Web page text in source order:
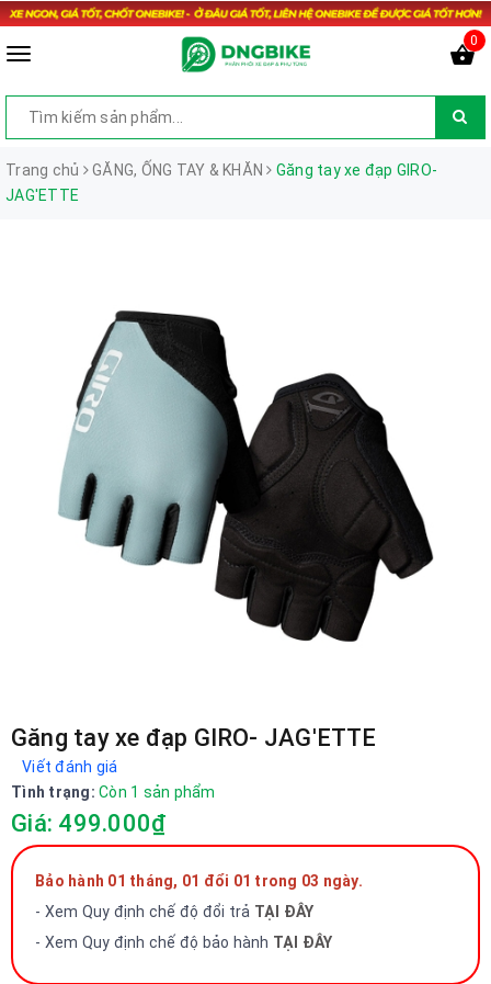
0
Trang chủ GĂNG, ỐNG TAY & KHĂN
Găng tay xe đạp GIRO-
JAG'ETTE
Găng tay xe đạp GIRO- JAG'ETTE
Viết đánh giá
Tình trạng: Còn 1 sản phẩm
Giá: 499.000₫
Bảo hành 01 tháng, 01 đổi 01 trong 03 ngày.
- Xem Quy định chế độ đổi trả TẠI ĐÂY
- Xem Quy định chế độ bảo hành TẠI ĐÂY